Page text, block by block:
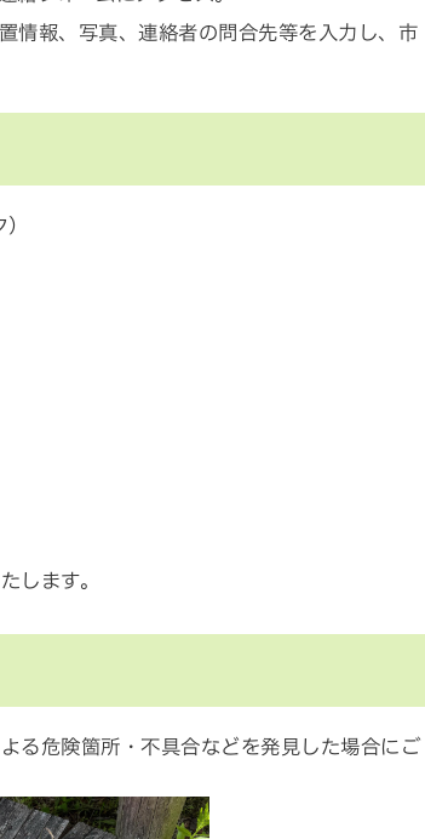
情報、写真、連絡者の問合先等を入力し、市
します。
る危険箇所・不具合などを発見した場合にご